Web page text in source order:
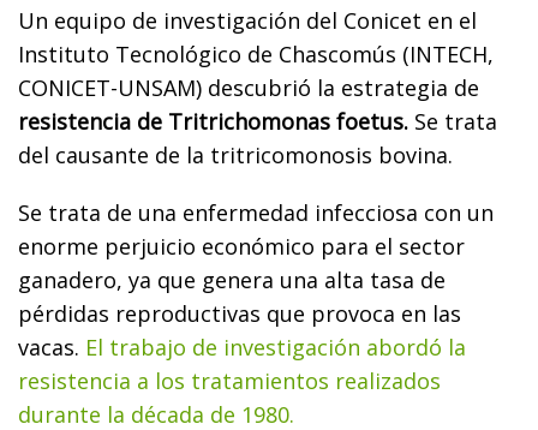
Un equipo de investigación del Conicet en el
Instituto Tecnológico de Chascomús (INTECH,
CONICET-UNSAM) descubrió la estrategia de
resistencia de Tritrichomonas foetus. Se trata
del causante de la tritricomonosis bovina.
Se trata de una enfermedad infecciosa con un
enorme perjuicio económico para el sector
ganadero, ya que genera una alta tasa de
pérdidas reproductivas que provoca en las
vacas. El trabajo de investigación abordó la
resistencia a los tratamientos realizados
durante la década de 1980.